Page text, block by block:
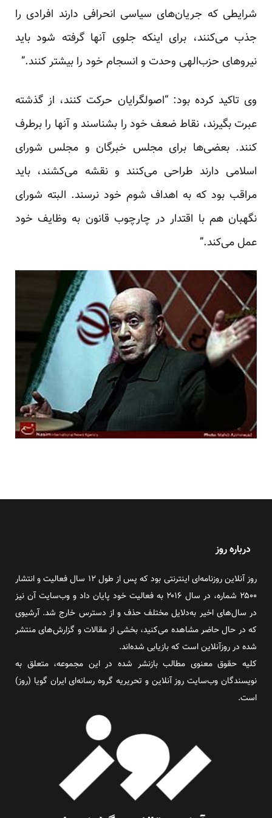
شرایطی که جریان‌های سیاسی انحرافی دارند افرادی را
جذب می‌کنند، برای اینکه جلوی آنها گرفته شود باید
نیروهای حزب‌الهی وحدت و انسجام خود را بیشتر کنند.”
وی تاکید کرده بود: “اصولگرایان حرکت کنند، از گذشته
عبرت بگیرند، نقاط ضعف خود را بشناسند و آنها را برطرف
کنند. بعضی‌ها برای مجلس خبرگان و مجلس شورای
اسلامی دارند طراحی می‌کنند و نقشه می‌کشند، باید
مراقب بود که به اهداف شوم خود نرسند. البته شورای
نگهبان هم با اقتدار در چارچوب قانون به وظایف خود
عمل می‌کند.”
درباره روز
روز آنلاین روزنامه‌ای اینترنتی بود که پس از طول ۱۲ سال فعالیت و انتشار
۲۵۰۰ شماره، در سال ۲۰۱۶ به فعالیت خود پایان داد و وب‌سایت آن نیز
در سال‌های اخیر به‌دلایل مختلف حذف و از دسترس خارج شد. آرشیوی
که در حال حاضر مشاهده می‌کنید، بخشی از مقالات و گزارش‌های منتشر
شده در روزآنلاین است که بازیابی شده‌اند.
کلیه حقوق معنوی مطالب بازنشر شده در این مجموعه، متعلق به
نویسندگان وب‌سایت روز آنلاین و تحریریه گروه رسانه‌ای ایران گویا (روز)
است.